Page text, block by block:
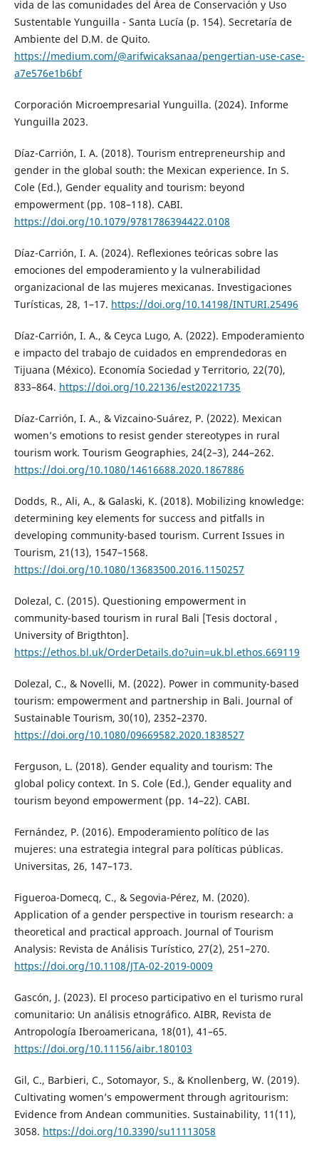
vida de las comunidades del Área de Conservación y Uso
Sustentable Yunguilla - Santa Lucía (p. 154). Secretaría de
Ambiente del D.M. de Quito.
https://medium.com/@arifwicaksanaa/pengertian-use-case-
a7e576e1b6bf
Corporación Microempresarial Yunguilla. (2024). Informe
Yunguilla 2023.
Díaz-Carrión, I. A. (2018). Tourism entrepreneurship and
gender in the global south: the Mexican experience. In S.
Cole (Ed.), Gender equality and tourism: beyond
empowerment (pp. 108–118). CABI.
https://doi.org/10.1079/9781786394422.0108
Díaz-Carrión, I. A. (2024). Reflexiones teóricas sobre las
emociones del empoderamiento y la vulnerabilidad
organizacional de las mujeres mexicanas. Investigaciones
Turísticas, 28, 1–17. https://doi.org/10.14198/INTURI.25496
Díaz-Carrión, I. A., & Ceyca Lugo, A. (2022). Empoderamiento
e impacto del trabajo de cuidados en emprendedoras en
Tijuana (México). Economía Sociedad y Territorio, 22(70),
833–864. https://doi.org/10.22136/est20221735
Díaz-Carrión, I. A., & Vizcaino-Suárez, P. (2022). Mexican
women’s emotions to resist gender stereotypes in rural
tourism work. Tourism Geographies, 24(2–3), 244–262.
https://doi.org/10.1080/14616688.2020.1867886
Dodds, R., Ali, A., & Galaski, K. (2018). Mobilizing knowledge:
determining key elements for success and pitfalls in
developing community-based tourism. Current Issues in
Tourism, 21(13), 1547–1568.
https://doi.org/10.1080/13683500.2016.1150257
Dolezal, C. (2015). Questioning empowerment in
community-based tourism in rural Bali [Tesis doctoral ,
University of Brigthton].
https://ethos.bl.uk/OrderDetails.do?uin=uk.bl.ethos.669119
Dolezal, C., & Novelli, M. (2022). Power in community-based
tourism: empowerment and partnership in Bali. Journal of
Sustainable Tourism, 30(10), 2352–2370.
https://doi.org/10.1080/09669582.2020.1838527
Ferguson, L. (2018). Gender equality and tourism: The
global policy context. In S. Cole (Ed.), Gender equality and
tourism beyond empowerment (pp. 14–22). CABI.
Fernández, P. (2016). Empoderamiento político de las
mujeres: una estrategia integral para políticas públicas.
Universitas, 26, 147–173.
Figueroa-Domecq, C., & Segovia-Pérez, M. (2020).
Application of a gender perspective in tourism research: a
theoretical and practical approach. Journal of Tourism
Analysis: Revista de Análisis Turístico, 27(2), 251–270.
https://doi.org/10.1108/JTA-02-2019-0009
Gascón, J. (2023). El proceso participativo en el turismo rural
comunitario: Un análisis etnográfico. AIBR, Revista de
Antropología Iberoamericana, 18(01), 41–65.
https://doi.org/10.11156/aibr.180103
Gil, C., Barbieri, C., Sotomayor, S., & Knollenberg, W. (2019).
Cultivating women’s empowerment through agritourism:
Evidence from Andean communities. Sustainability, 11(11),
3058. https://doi.org/10.3390/su11113058